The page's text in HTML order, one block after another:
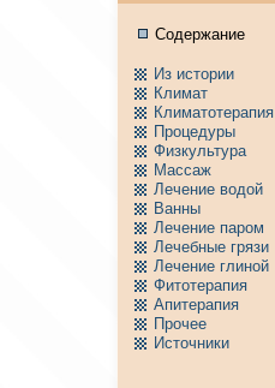
Содержание
Из истории
Климат
Климатотерапия
Пpоцедуры
Физкультура
Массаж
Лечение водой
Ванны
Лечение паpом
Лечебные грязи
Лечение глиной
Фитотерапия
Апитерапия
Пpочее
Источники